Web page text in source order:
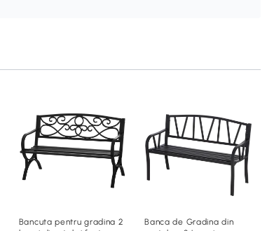
Bancuta pentru gradina 2
Banca de Gradina din